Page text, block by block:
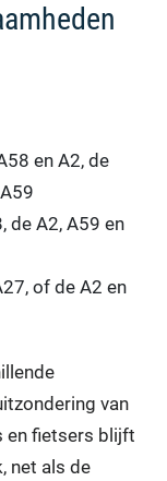
en A2, de
de A2, A59 en
of de A2 en
van
en fietsers blijft
net als de